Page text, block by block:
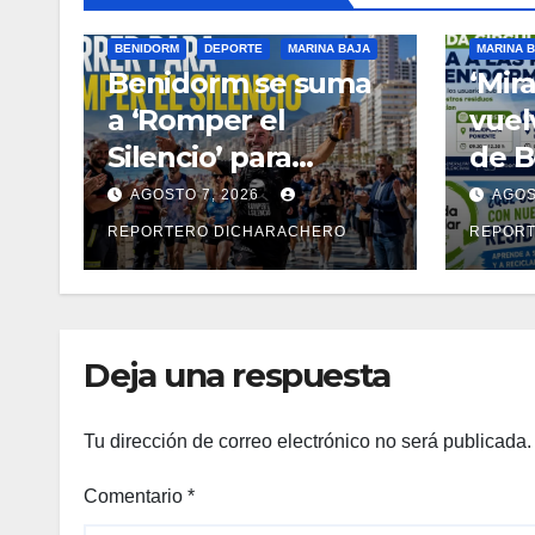
BENIDORM DEPORTE MARINA BAJA
Benidorm se suma
a ‘Romper el
Silencio’ para
visibilizar la
prevención del
suicidio
AGOSTO 7, 2026
REPORTERO DICHARACHERO
MARINA
de
Deja una respuesta
Tu dirección de correo electrónico no será publicada.
Comentario *